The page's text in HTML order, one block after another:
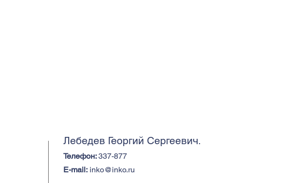
Лебедев Георгий Сергеевич.
Телефон:337-877
E-mail: inko@inko.ru